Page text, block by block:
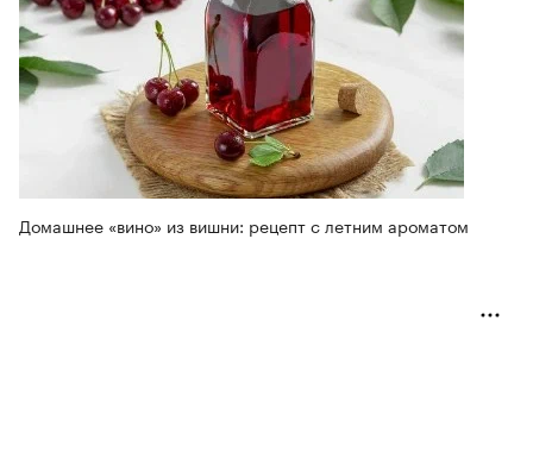
Домашнее «вино» из вишни: рецепт с летним ароматом